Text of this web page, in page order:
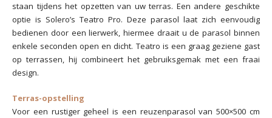
staan tijdens het opzetten van uw terras. Een andere geschikte
optie is Solero’s Teatro Pro. Deze parasol laat zich eenvoudig
bedienen door een lierwerk, hiermee draait u de parasol binnen
enkele seconden open en dicht. Teatro is een graag geziene gast
op terrassen, hij combineert het gebruiksgemak met een fraai
design.
Terras-opstelling
Voor een rustiger geheel is een reuzenparasol van 500×500 cm